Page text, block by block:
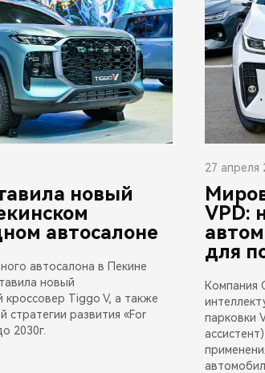
новый
автосалоне
автосалона в Пекине
новый
кроссовер Tiggo V, а также
стратегии развития «For
2030г.
27 апреля
VPD:
для
Компания
парковки